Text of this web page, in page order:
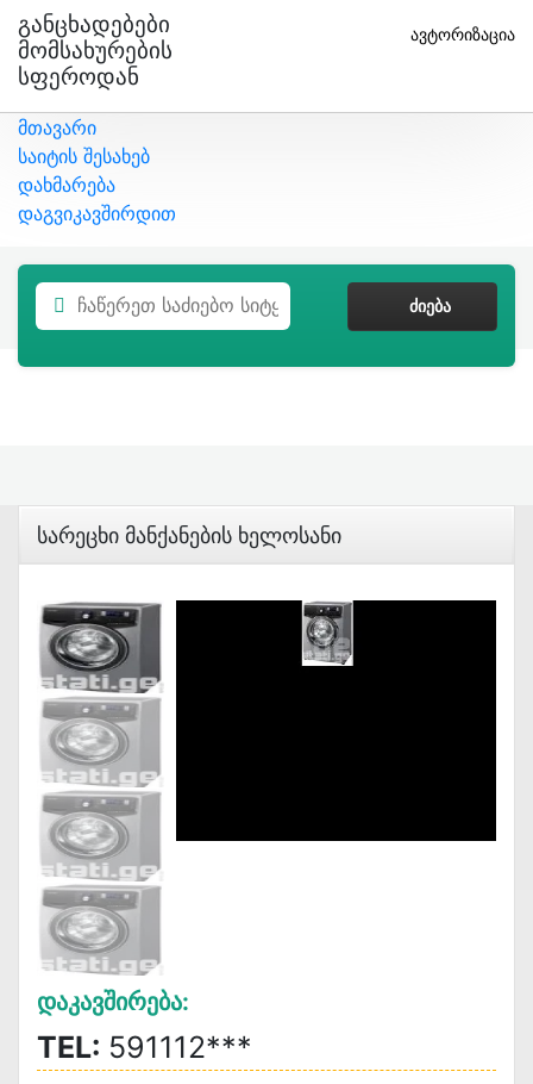
Განცხადებები
Მომსახურების
Სფეროდან
ავტორიზაცია
მთავარი
საიტის შესახებ
დახმარება
დაგვიკავშირდით
ᲫᲘᲔᲑᲐ
Სარეცხი Მანქანების Ხელოსანი
Დაკავშირება:
TEL: 591112***